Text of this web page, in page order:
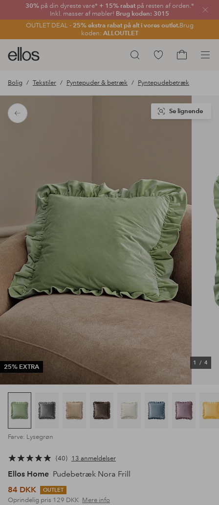
30% på din dyreste vare* + 15% rabatpå resten af orden.*
Inkl. masser af møbler! Brug koden: 3015
OUTLET DEAL - 25% ekstra rabat på alt i vores outlet.Brug
koden: ALLOUTLET
Luk
Søg
Ellos
logo
gå
forsiden
Gå
favoritmarkerede
produkter
Bolig Tekstiler Pyntepuder & betræk Pyntepudebetræk
Tilbage
25% EXTRA
1 / 4
Se lignende
Farve: Lysegrøn
40 13 anmeldelser
Ellos Home Pudebetræk Nora Frill
84 DKK
OUTLET
Oprindelig pris 129 DKK Mere info